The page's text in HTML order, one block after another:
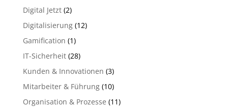
Digital Jetzt(2)
Digitalisierung(12)
Gamification (1)
IT-Sicherheit(28)
Kunden & Innovationen (3)
Mitarbeiter & Führung(10)
Organisation & Prozesse (11)